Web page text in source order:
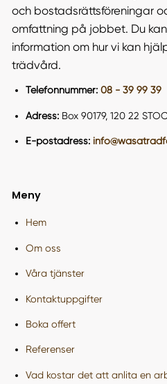
och bostadsrättsföreningar
omfattning på jobbet. Du kan
information om hur vi kan
trädvård.
Telefonnummer: 08 - 39 99 39
Adress: Box 90179, 120 22
E-postadress:
Meny
Hem
Om oss
Våra tjänster
Kontaktuppgifter
Boka offert
Referenser
Vad kostar det att anlita en